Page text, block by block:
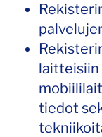
laitteisiin
tiedot